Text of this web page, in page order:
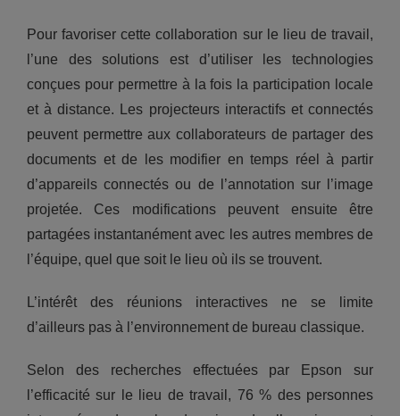
Pour favoriser cette collaboration sur le lieu de travail,
l’une des solutions est d’utiliser les technologies
conçues pour permettre à la fois la participation locale
et à distance. Les projecteurs interactifs et connectés
peuvent permettre aux collaborateurs de partager des
documents et de les modifier en temps réel à partir
d’appareils connectés ou de l’annotation sur l’image
projetée. Ces modifications peuvent ensuite être
partagées instantanément avec les autres membres de
l’équipe, quel que soit le lieu où ils se trouvent.
L’intérêt des réunions interactives ne se limite
d’ailleurs pas à l’environnement de bureau classique.
Selon des recherches effectuées par Epson sur
l’efficacité sur le lieu de travail, 76 % des personnes